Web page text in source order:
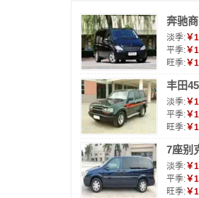
奔驰
淡季:￥
平季:￥
旺季:￥
丰田
淡季:￥
平季:￥
旺季:￥
7座别
淡季:￥
平季:￥
旺季:￥